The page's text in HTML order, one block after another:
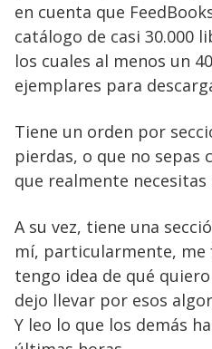
en cuenta que
catálogo de casi 30.000
los cuales al menos un
ejemplares para
Tiene un orden por
pierdas, o que no sepas
que realmente necesitas
A su vez, tiene una
mí, particularmente, me
tengo idea de qué
dejo llevar por esos
Y leo lo que los demás